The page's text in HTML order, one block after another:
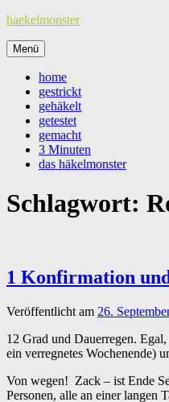
Zum
springen
haekelmonster
Menü
home
gestrickt
gehäkelt
getestet
gemacht
3 Minuten
das häkelmonster
Schlagwort:
1 Konfirmation
Veröffentlicht am 26.
12 Grad und Dauerregen.
ein verregnetes Wochenende)
Von wegen! Zack – ist Ende
Personen, alle an einer langen